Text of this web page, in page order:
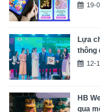
19-
Lựa
thông
12-
HB
qua